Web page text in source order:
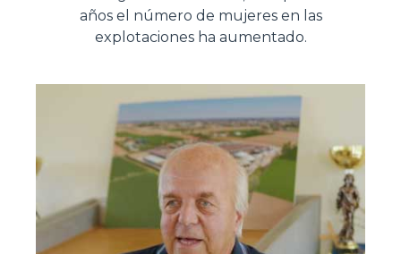
años el número de mujeres en las
explotaciones ha aumentado.